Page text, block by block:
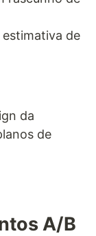
de
da
de
A/B